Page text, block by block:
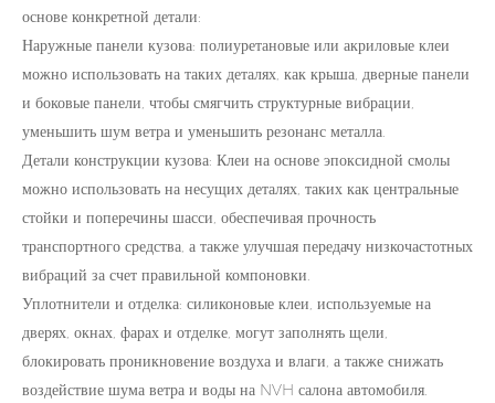
основе конкретной детали:
Наружные панели кузова: полиуретановые или акриловые клеи
можно использовать на таких деталях, как крыша, дверные панели
и боковые панели, чтобы смягчить структурные вибрации,
уменьшить шум ветра и уменьшить резонанс металла.
Детали конструкции кузова: Клеи на основе эпоксидной смолы
можно использовать на несущих деталях, таких как центральные
стойки и поперечины шасси, обеспечивая прочность
транспортного средства, а также улучшая передачу низкочастотных
вибраций за счет правильной компоновки.
Уплотнители и отделка: силиконовые клеи, используемые на
дверях, окнах, фарах и отделке, могут заполнять щели,
блокировать проникновение воздуха и влаги, а также снижать
воздействие шума ветра и воды на NVH салона автомобиля.